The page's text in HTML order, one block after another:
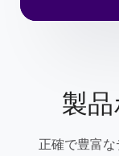
製
正確で豊富